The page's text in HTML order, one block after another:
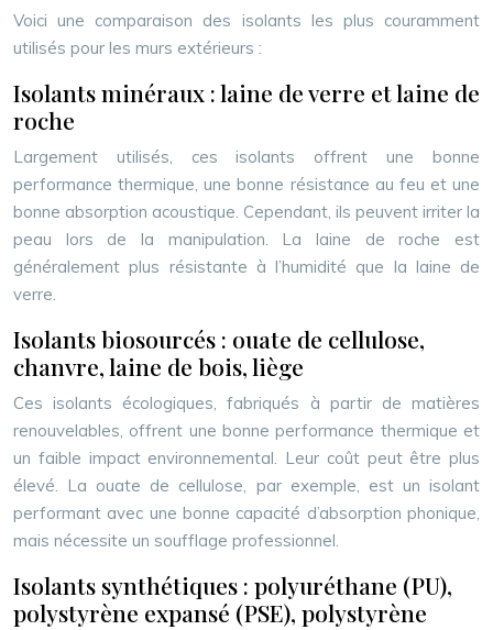
Voici une comparaison des isolants les plus couramment
utilisés pour les murs extérieurs :
Isolants minéraux : laine de verre et laine de
roche
Largement utilisés, ces isolants offrent une bonne
performance thermique, une bonne résistance au feu et une
bonne absorption acoustique. Cependant, ils peuvent irriter la
peau lors de la manipulation. La laine de roche est
généralement plus résistante à l’humidité que la laine de
verre.
Isolants biosourcés : ouate de cellulose,
chanvre, laine de bois, liège
Ces isolants écologiques, fabriqués à partir de matières
renouvelables, offrent une bonne performance thermique et
un faible impact environnemental. Leur coût peut être plus
élevé. La ouate de cellulose, par exemple, est un isolant
performant avec une bonne capacité d’absorption phonique,
mais nécessite un soufflage professionnel.
Isolants synthétiques : polyuréthane (PU),
polystyrène expansé (PSE), polystyrène